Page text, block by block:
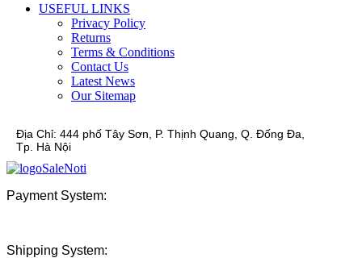
USEFUL LINKS
Privacy Policy
Returns
Terms & Conditions
Contact Us
Latest News
Our Sitemap
Địa Chỉ: 444 phố Tây Sơn, P. Thịnh Quang, Q. Đống Đa,
Tp. Hà Nội
Payment System:
Shipping System: